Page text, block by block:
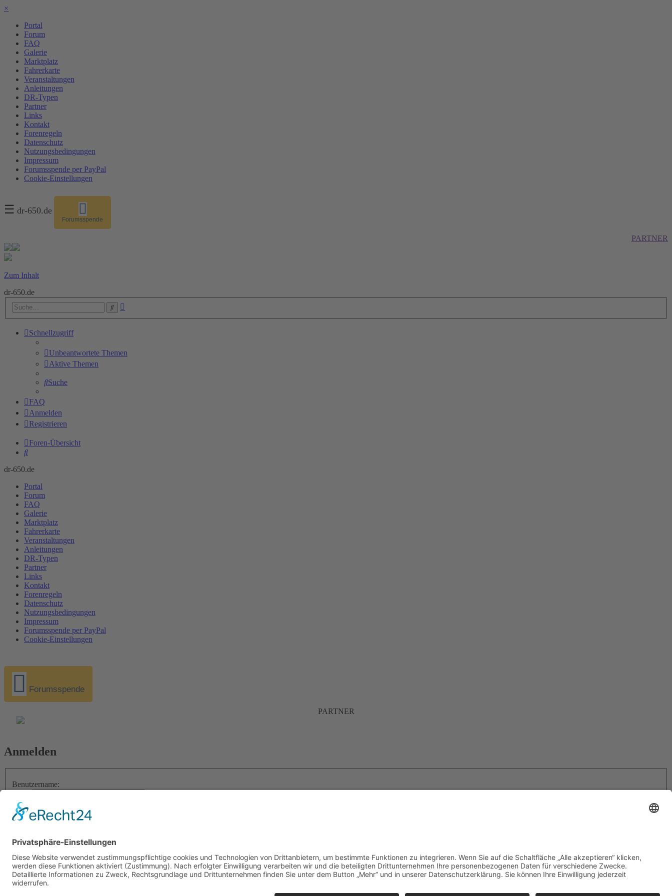
×
Portal
Forum
FAQ
Galerie
Marktplatz
Fahrerkarte
Veranstaltungen
Anleitungen
DR-Typen
Partner
Links
Kontakt
Forenregeln
Datenschutz
Nutzungsbedingungen
Impressum
Forumsspende per PayPal
Cookie-Einstellungen
☰ dr-650.de
Forumsspende
PARTNER
Zum Inhalt
dr-650.de
Suche
Schnellzugriff
Unbeantwortete Themen
Aktive Themen
Suche
FAQ
Anmelden
Registrieren
Foren-Übersicht
Suche
dr-650.de
Portal
Forum
FAQ
Galerie
Marktplatz
Fahrerkarte
Veranstaltungen
Anleitungen
DR-Typen
Partner
Links
Kontakt
Forenregeln
Datenschutz
Nutzungsbedingungen
Impressum
Forumsspende per PayPal
Cookie-Einstellungen
Forumsspende
PARTNER
Anmelden
Benutzername:
Passwort:
Die Aktivierungs-E-Mail erneut senden
Angemeldet bleiben
Meinen Online-Status während dieser Sitzung verbergen